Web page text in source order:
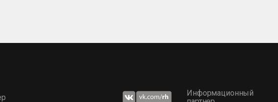
Информационный